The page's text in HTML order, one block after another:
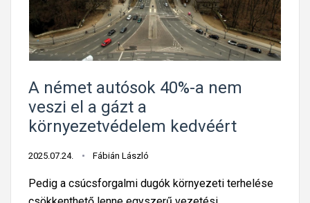
A német autósok 40%-a nem
veszi el a gázt a
környezetvédelem kedvéért
2025.07.24. Fábián László
Pedig a csúcsforgalmi dugók környezeti terhelése